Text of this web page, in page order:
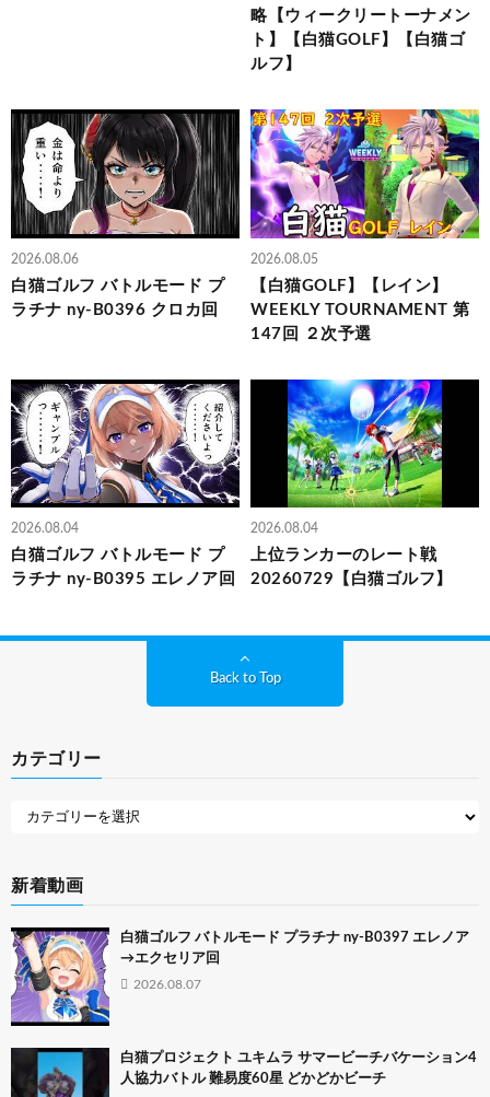
略【ウィークリートーナメン
ト】【白猫GOLF】【白猫ゴ
ルフ】
2026.08.06
白猫ゴルフ バトルモード プ
ラチナ ny-B0396 クロカ回
2026.08.05
【白猫GOLF】【レイン】
WEEKLY TOURNAMENT 第
147回 ２次予選
2026.08.04
白猫ゴルフ バトルモード プ
ラチナ ny-B0395 エレノア回
2026.08.04
上位ランカーのレート戦
20260729【白猫ゴルフ】
Back to Top
カテゴリー
新着動画
白猫ゴルフ バトルモード プラチナ ny-B0397 エレノア
→エクセリア回
2026.08.07
白猫プロジェクト ユキムラ サマービーチバケーション4
人協力バトル 難易度60星 どかどかビーチ